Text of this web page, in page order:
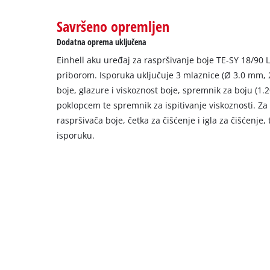
setup
the
site
with
their
CMP
add
this
content
Savršeno opremljen
Dodatna oprema uključena
Einhell aku uređaj za raspršivanje boje TE-SY 18/90
priborom. Isporuka uključuje 3 mlaznice (Ø 3.0 mm,
boje, glazure i viskoznost boje, spremnik za boju
poklopcem te spremnik za ispitivanje viskoznosti.
raspršivača boje, četka za čišćenje i igla za
isporuku.